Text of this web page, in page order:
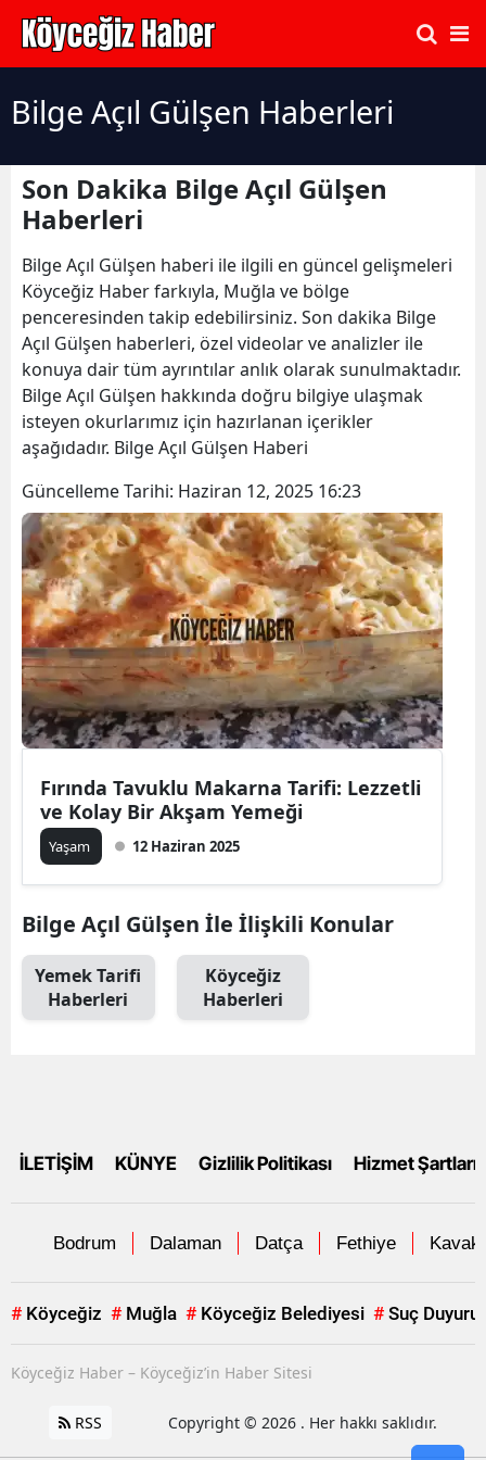
Bilge Açıl Gülşen Haberleri
Son Dakika Bilge Açıl Gülşen
Haberleri
Bilge Açıl Gülşen haberi ile ilgili en güncel gelişmeleri
Köyceğiz Haber farkıyla, Muğla ve bölge
penceresinden takip edebilirsiniz. Son dakika Bilge
Açıl Gülşen haberleri, özel videolar ve analizler ile
konuya dair tüm ayrıntılar anlık olarak sunulmaktadır.
Bilge Açıl Gülşen hakkında doğru bilgiye ulaşmak
isteyen okurlarımız için hazırlanan içerikler
aşağıdadır. Bilge Açıl Gülşen Haberi
Güncelleme Tarihi: Haziran 12, 2025 16:23
Fırında Tavuklu Makarna Tarifi: Lezzetli
ve Kolay Bir Akşam Yemeği
Yaşam 12 Haziran 2025
Bilge Açıl Gülşen İle İlişkili Konular
Yemek Tarifi
Haberleri
Köyceğiz
Haberleri
İLETİŞİM KÜNYE Gizlilik Politikası Hizmet Şartları
Bodrum Dalaman Datça Fethiye
# Köyceğiz # Muğla # Köyceğiz Belediyesi # Suç
Köyceğiz Haber – Köyceğiz’in Haber Sitesi
RSS Copyright © 2026 . Her hakkı saklıdır.